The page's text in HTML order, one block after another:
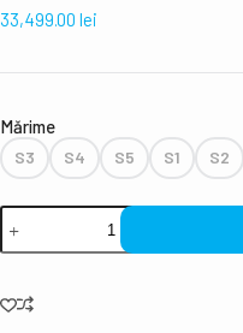
33,499.00 lei
Mǎrime
S3 S4 S5 S1 S2